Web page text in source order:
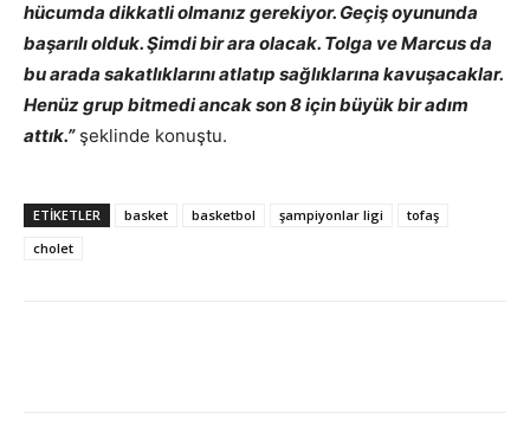
hücumda dikkatli olmanız gerekiyor. Geçiş oyununda
başarılı olduk. Şimdi bir ara olacak. Tolga ve Marcus da
bu arada sakatlıklarını atlatıp sağlıklarına kavuşacaklar.
Henüz grup bitmedi ancak son 8 için büyük bir adım
attık.”şeklinde konuştu.
ETIKETLER basket basketbol şampiyonlar ligi
tofaş
cholet